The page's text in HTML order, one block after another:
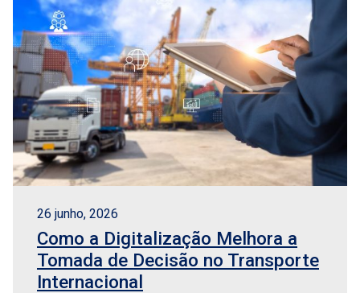
26 junho, 2026
Como a Digitalização Melhora a
Tomada de Decisão no Transporte
Internacional